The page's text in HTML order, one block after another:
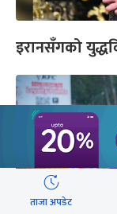
इरानसँगको
ताजा अपडेट